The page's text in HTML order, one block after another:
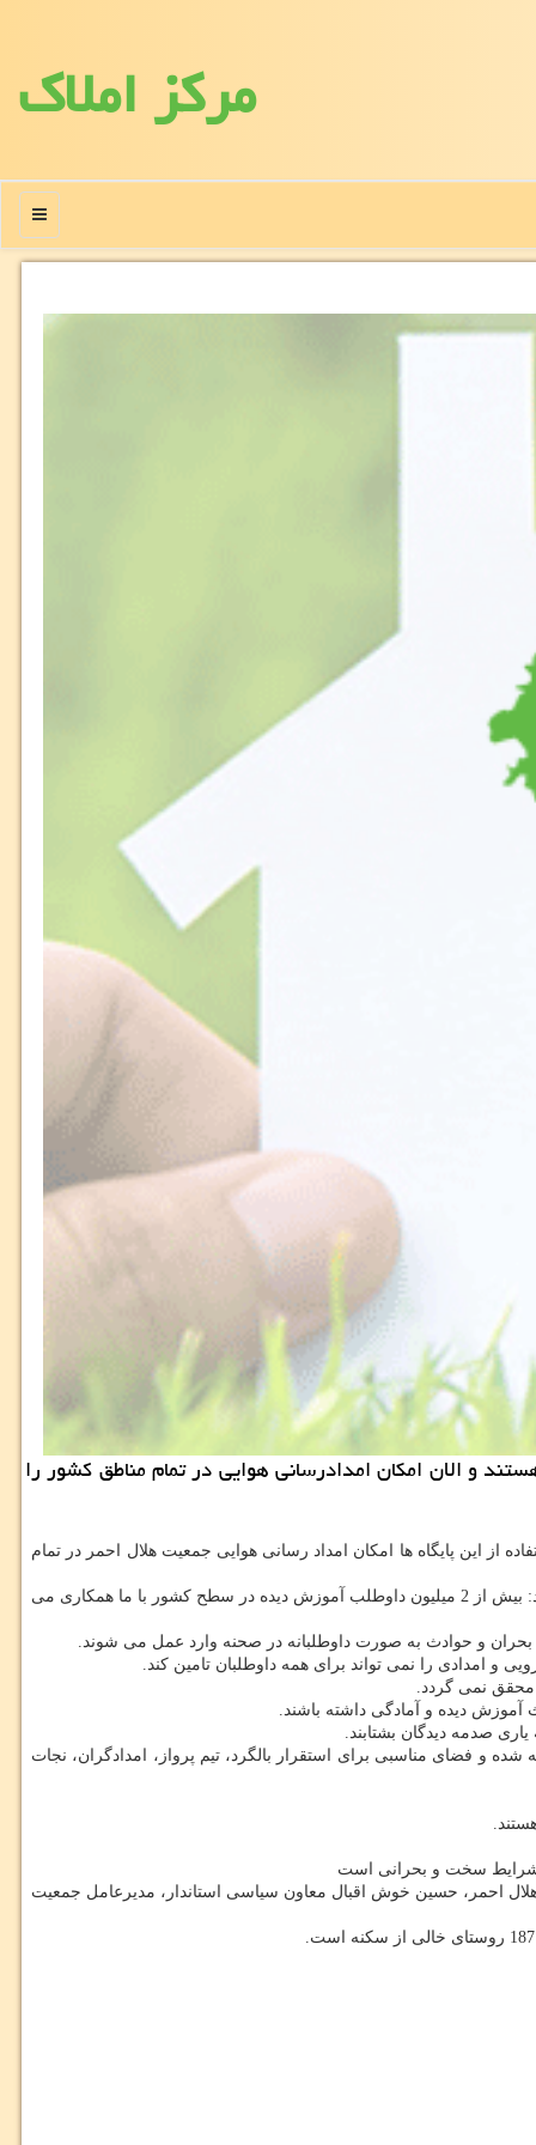
مركز املاك
منو
و پایگاه امدادی هوایی هستند و الان امكان امدادرسانی هوایی در تمام مناطق كشور را
از این پایگاه ها امكان امداد رسانی هوایی جمعیت هلال احمر در تمام
وی با اشاره به اینكه این جمعیت از نظر تعداد نیروهای داوطلب كه رابطه استخدامی با هلال احمر ندارد از قابلیت بسیار خوبی برخوردار است، اضافه كرد: بیش از 2 میلیون داوطلب آموزش دیده در سطح كشور با ما همكاری می
و حوادث به صورت داوطلبانه در صحنه وارد عمل می شوند.
و امدادی را نمی تواند برای همه داوطلبان تامین كند.
محقق نمی گردد.
آموزش دیده و آمادگی داشته باشند.
صدمه دیدگان بشتابند.
پایگاه امداد هوایی بیش از 70 میلیارد ریال از اعتبارات استانی هزینه شده و فضای مناسبی برای استقرار بالگرد، تیم پرواز، امدادگران، نجات
هلال احمر، حسین خوش اقبال معاون سیاسی استاندار، مدیرعامل جمعیت